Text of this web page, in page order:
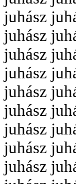
juhász
juhász
juhász
juhász
juhász
juhász
juhász
juhász
juhász